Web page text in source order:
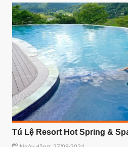
Tú Lệ Resort Hot Spring &